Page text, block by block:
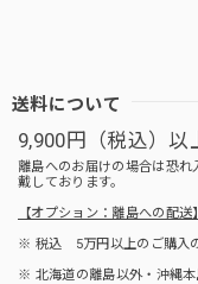
送料について
9,900円（税込）以
離島へのお届けの場合は恐
戴しております。
【オプション：離島への配送】
※ 税込 5万円以上のご購入
※ 北海道の離島以外・沖縄本